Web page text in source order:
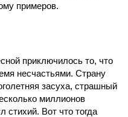
примеров.
приключилось то, что
несчастьями. Страну
засуха, страшный
миллионов
стихий. Вот что тогда